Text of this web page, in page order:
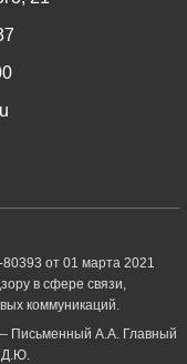
от 01 марта 2021
в сфере связи,
коммуникаций.
А.А. Главный
Д.Ю.